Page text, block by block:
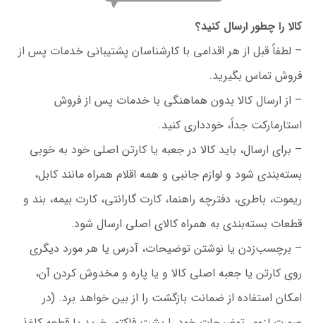
کالا را چطور ارسال کنید؟
– لطفاً قبل از هر اقدامی با کارشناسان پشتیبانی خدمات پس از
فروش تماس بگیرید.
– از ارسال کالا بدون هماهنگی با خدمات پس از فروش
استارمارکت جداً، خودداری کنید.
– برای ارسال، باید کالا در جعبه یا کارتن اصلی خود به ‏خوبی
بسته‌بندی شود و لوازم جانبی و همه اقلام همراه مانند کابل،
ریموت، باطری، دفترچه راهنما، کارت گارانتی، کارت بیمه، بند و
قطعات بسته‌بندی به همراه کالای اصلی ارسال شود.
– برچسب‌زدن یا نوشتن توضیحات، آدرس یا هر مورد دیگری
روی کارتن یا جعبه اصلی کالا و یا پاره و مخدوش کردن آن،
امکان استفاده از ضمانت بازگشت را از بین خواهد برد. (در